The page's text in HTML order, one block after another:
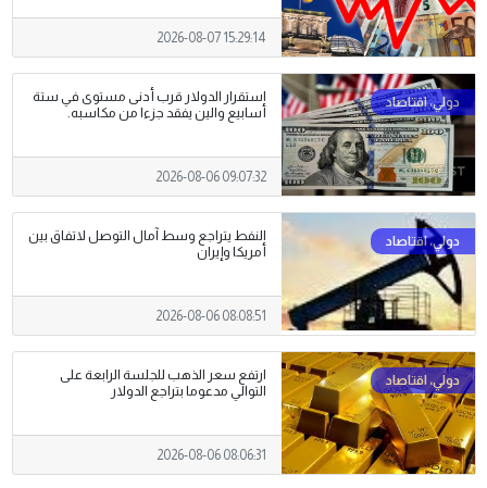
2026-08-07 15:29:14
استقرار الدولار قرب أدنى مستوى في ستة
أسابيع والين يفقد جزءا من مكاسبه.
2026-08-06 09:07:32
النفط يتراجع وسط آمال التوصل لاتفاق بين
أمريكا وإيران
2026-08-06 08:08:51
ارتفع سعر الذهب للجلسة الرابعة على
التوالي مدعوما بتراجع الدولار
2026-08-06 08:06:31